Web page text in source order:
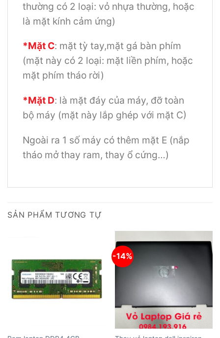
thường có 2 loại: vỏ nhựa thường, hoặc
là mặt kính cảm ứng)
*Mặt C: mặt tỳ tay,mặt gá bàn phím
(mặt này có 2 loại: mặt liền phím, hoặc
mặt phím tháo rời)
*Mặt D: là mặt đáy của máy, đỡ toàn
bộ máy (mặt này lắp ghép với mặt C)
Ngoài ra 1 số máy có thêm mặt E (nắp
tháo mở thay ram, thay ổ cứng…)
SẢN PHẨM TƯƠNG TỰ
-14%